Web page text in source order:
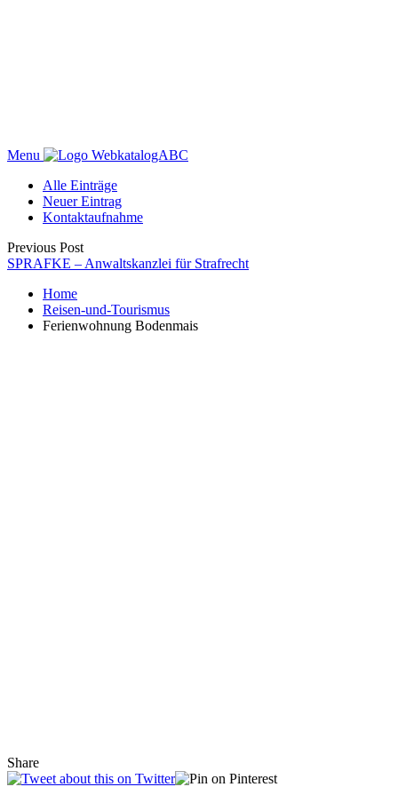
Menu
WebkatalogABC
Alle Einträge
Neuer Eintrag
Kontaktaufnahme
Previous Post
SPRAFKE – Anwaltskanzlei für Strafrecht
Home
Reisen-und-Tourismus
Ferienwohnung Bodenmais
Share